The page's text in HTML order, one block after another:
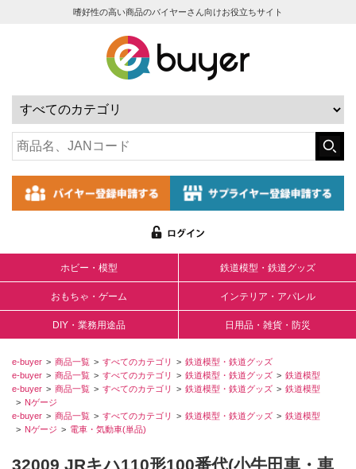
嗜好性の高い商品のバイヤーさん向けお役立ちサイト
ホビー・模型 鉄道模型・鉄道グッズ
おもちゃ・ゲーム インテリア・アパレル
DIY・業務用途品 日用品・雑貨・防災
e-buyer 商品一覧 すべてのカテゴリ
鉄道模型・鉄道グッズ
e-buyer
商品一覧 すべてのカテゴリ 鉄道模型・鉄道グッズ
鉄道模型
e-buyer
商品一覧 すべてのカテゴリ 鉄道模型・鉄道グッズ
鉄道模型
Nゲージ
e-buyer
商品一覧 すべてのカテゴリ 鉄道模型・鉄道グッズ
鉄道模型
Nゲージ
電車・気動車(単品)
32009 JRキハ110形100番代(小牛田車・車